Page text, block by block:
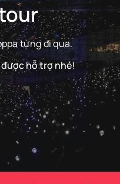
từng đi qua.
được hỗ trợ nhé!